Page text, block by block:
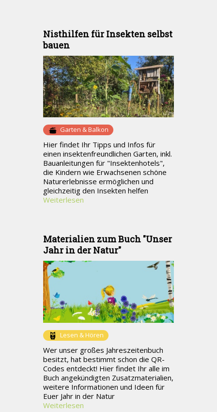
Nisthilfen für Insekten selbst
bauen
Garten & Balkon
Hier findet Ihr Tipps und Infos für
einen insektenfreundlichen Garten, inkl.
Bauanleitungen für "Insektenhotels",
die Kindern wie Erwachsenen schöne
Naturerlebnisse ermöglichen und
gleichzeitig den Insekten helfen
Weiterlesen
Materialien zum Buch "Unser
Jahr in der Natur"
Lesen & Hören
Wer unser großes Jahreszeitenbuch
besitzt, hat bestimmt schon die QR-
Codes entdeckt! Hier findet Ihr alle im
Buch angekündigten Zusatzmaterialien,
weitere Informationen und Ideen für
Euer Jahr in der Natur
Weiterlesen